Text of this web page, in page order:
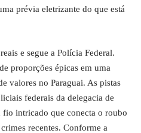
prévia eletrizante do que está
e segue a Polícia Federal.
proporções épicas em uma
valores no Paraguai. As pistas
federais da delegacia de
intricado que conecta o roubo
recentes. Conforme a